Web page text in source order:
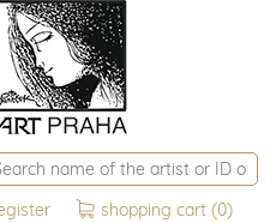
shopping cart (0)